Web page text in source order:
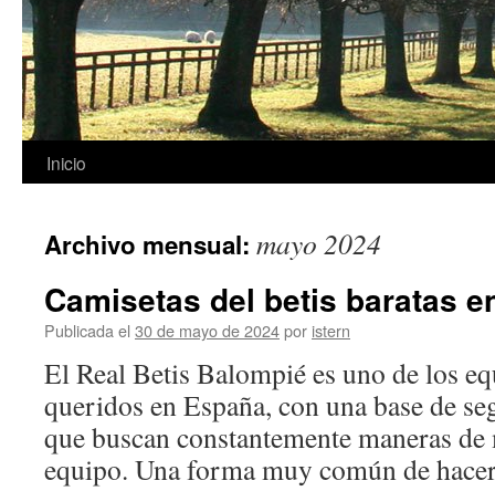
Saltar
contenido
Inicio
Archivo mensual: mayo 2024
Camisetas del betis baratas
Publicada el 30 de mayo de 2024por istern
El Real Betis Balompié es uno de los
queridos en España, con una base de
que buscan constantemente maneras
equipo. Una forma muy común de